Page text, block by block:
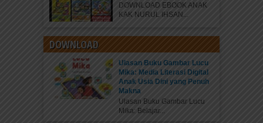
DOWNLOAD EBOOK ANAK
KAK NURUL IHSAN...
DOWNLOAD
Ulasan Buku Gambar Lucu
Mika: Media Literasi Digital
Anak Usia Dini yang Penuh
Makna
Ulasan Buku Gambar Lucu
Mika: Belajar...